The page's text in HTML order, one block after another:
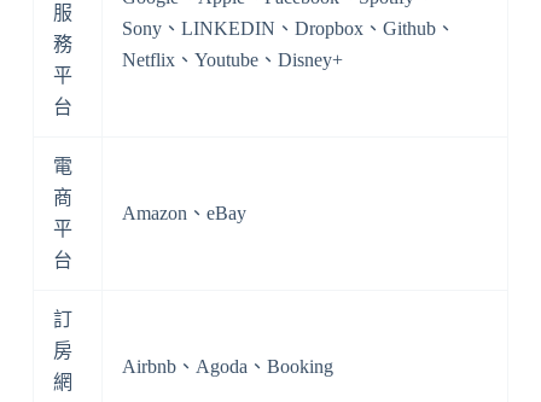
服
務
平
台
Sony、LINKEDIN、Dropbox、Github、
Netflix、Youtube、Disney+
電
商
平
台
Amazon、eBay
訂
房
網
Airbnb、Agoda、Booking